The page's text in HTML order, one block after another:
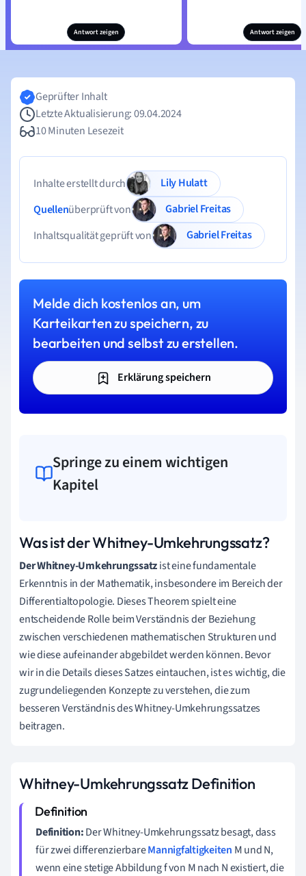
Antwort zeigen Antwort zeigen
Geprüfter Inhalt
Letzte Aktualisierung: 09.04.2024
10 Minuten Lesezeit
Inhalte erstellt durch
Lily Hulatt
Quellenüberprüft von
Gabriel Freitas
Inhaltsqualität geprüft von
Gabriel Freitas
Melde dich kostenlos an, um
Karteikarten zu speichern, zu
bearbeiten und selbst zu erstellen.
Erklärung speichern
Springe zu einem wichtigen
Kapitel
Was ist der Whitney-Umkehrungssatz?
Der Whitney-Umkehrungssatzist eine fundamentale
Erkenntnis in der Mathematik, insbesondere im Bereich der
Differentialtopologie. Dieses Theorem spielt eine
entscheidende Rolle beim Verständnis der Beziehung
zwischen verschiedenen mathematischen Strukturen und
wie diese aufeinander abgebildet werden können. Bevor
wir in die Details dieses Satzes eintauchen, ist es wichtig, die
zugrundeliegenden Konzepte zu verstehen, die zum
besseren Verständnis des Whitney-Umkehrungssatzes
beitragen.
Whitney-Umkehrungssatz Definition
Definition:Der Whitney-Umkehrungssatz besagt, dass
für zwei differenzierbareMannigfaltigkeiten M und N,
wenn eine stetige Abbildung f von M nach N existiert, die